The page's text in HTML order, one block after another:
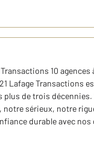
10
Lafage Transactions
plus de trois
notre sérieux, notre
durable avec